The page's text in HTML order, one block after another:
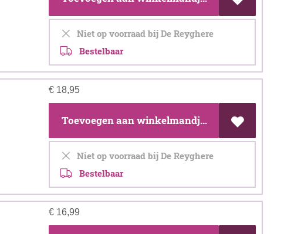
Niet op voorraad bij De Reyghere
Bestelbaar
€18,95
Toevoegen aan winkelmandje
Niet op voorraad bij De Reyghere
Bestelbaar
€16,99